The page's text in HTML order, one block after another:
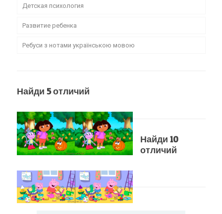
Детская психология
Развитие ребенка
Ребуси з нотами українською мовою
Найди 5 отличий
Найди 10
отличий